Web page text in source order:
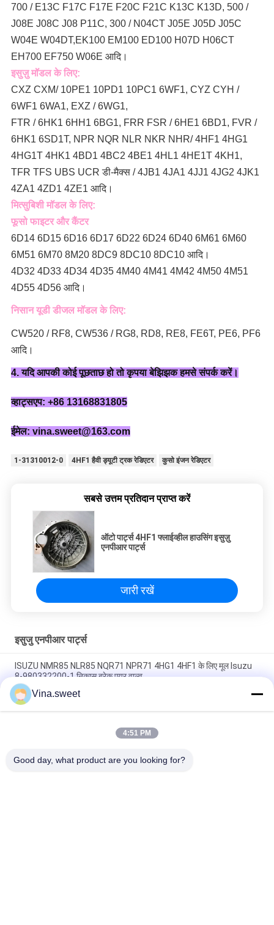
700 / E13C F17C F17E F20C F21C K13C K13D, 500 /
J08E J08C J08 P11C, 300 / N04CT J05E J05D J05C
W04E W04DT,EK100 EM100 ED100 H07D H06CT
EH700 EF750 W06E आदि।
इसुज़ु मॉडल के लिए:
CXZ CXM/ 10PE1 10PD1 10PC1 6WF1, CYZ CYH /
6WF1 6WA1, EXZ / 6WG1,
FTR / 6HK1 6HH1 6BG1, FRR FSR / 6HE1 6BD1, FVR /
6HK1 6SD1T, NPR NQR NLR NKR NHR/ 4HF1 4HG1
4HG1T 4HK1 4BD1 4BC2 4BE1 4HL1 4HE1T 4KH1,
TFR TFS UBS UCR डी-मैक्स / 4JB1 4JA1 4JJ1 4JG2 4JK1
4ZA1 4ZD1 4ZE1 आदि।
मित्सुबिशी मॉडल के लिए:
फूसो फाइटर और कैंटर
6D14 6D15 6D16 6D17 6D22 6D24 6D40 6M61 6M60
6M51 6M70 8M20 8DC9 8DC10 8DC10 आदि।
4D32 4D33 4D34 4D35 4M40 4M41 4M42 4M50 4M51
4D55 4D56 आदि।
निसान यूडी डीजल मॉडल के लिए:
CW520 / RF8, CW536 / RG8, RD8, RE8, FE6T, PE6, PF6
आदि।
4. यदि आपकी कोई पूछताछ हो तो कृपया बेझिझक हमसे संपर्क करें।
व्हाट्सएप: +86 13168831805
ईमेल: vina.sweet@163.com
1-31310012-0 4HF1 हैवी ड्यूटी ट्रक रेडिएटर कुसो इंजन रेडिएटर
सबसे उत्तम प्रतिदान प्राप्त करें
ऑटो पार्ट्स 4HF1 फ्लाईव्हील हाउसिंग इसुज़ु
एनपीआर पार्ट्स
जारी रखें
इसुजु एनपीआर पार्ट्स
ISUZU NMR85 NLR85 NQR71 NPR71 4HG1 4HF1 के लिए मूल Isuzu
8-980332200-1 निकास ब्रेक एयर वाल्व
क्रैंकशाफ्ट ISUZU NKR 4JB1 4JB1T 8-94453525-2 8-97331853-0
इसुजु ट्रक भागों के लिए
गियर; 6TH काउंटर 8-97241247-0 इसुजु एनपीआर 4HG1T ट्रांसमिशन
Vina.sweet
4:51 PM
Good day, what product are you looking for?